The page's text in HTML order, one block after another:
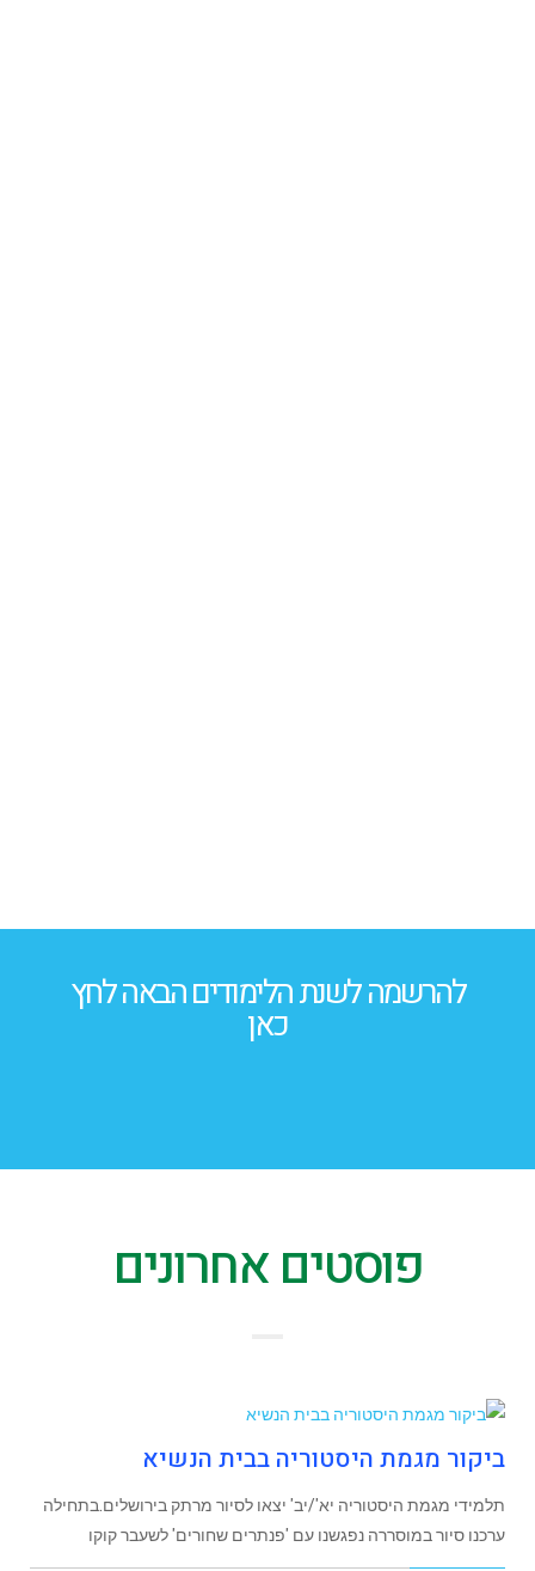
להרשמה לשנת הלימודים הבאה לחץ
כאן
פוסטים אחרונים
ביקור מגמת היסטוריה בבית הנשיא
תלמידי מגמת היסטוריה יא'/יב' יצאו לסיור מרתק בירושלים.בתחילה
ערכנו סיור במוסררה נפגשנו עם 'פנתרים שחורים' לשעבר קוקו